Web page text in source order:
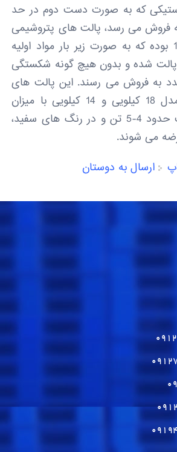
که به صورت دست دوم در حد
فروش می رسد، پالت های پتروشیمی
در ابعاد 15*110*130 بوده که به صورت زیر بار مواد اولیه
پالت شده و بدون هیچ گونه شکستگی
به فروش می رسند. این پالت های
پتروشیمی در دو مدل 18 کیلویی و 14 کیلویی با میزان
تحمل وزن بار ثابت حدود 4-5 تن و در رنگ های سفید،
می شوند.
ارسال به دوستان